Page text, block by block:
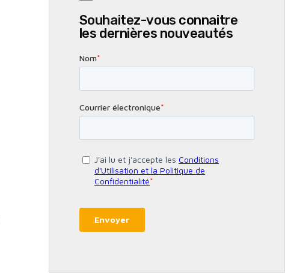
Souhaitez-vous connaitre
les dernières nouveautés